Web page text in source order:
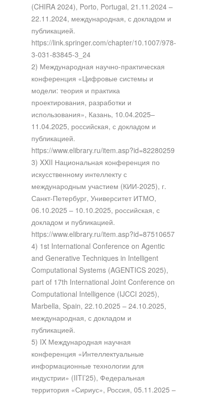
(CHIRA 2024), Porto, Portugal, 21.11.2024 –
22.11.2024, международная, с докладом и
публикацией.
https://link.springer.com/chapter/10.1007/978-
3-031-83845-3_24
2) Международная научно-практическая
конференция «Цифровые системы и
модели: теория и практика
проектирования, разработки и
использования», Казань, 10.04.2025–
11.04.2025, российская, с докладом и
публикацией.
https://www.elibrary.ru/item.asp?id=82280259
3) XXII Национальная конференция по
искусственному интеллекту с
международным участием (КИИ-2025), г.
Санкт-Петербург, Университет ИТМО,
06.10.2025 – 10.10.2025, российская, с
докладом и публикацией.
https://www.elibrary.ru/item.asp?id=87510657
4) 1st International Conference on Agentic
and Generative Techniques in Intelligent
Computational Systems (AGENTICS 2025),
part of 17th International Joint Conference on
Computational Intelligence (IJCCI 2025),
Marbella, Spain, 22.10.2025 – 24.10.2025,
международная, с докладом и
публикацией.
5) IX Международная научная
конференция «Интеллектуальные
информационные технологии для
индустрии» (IITI’25), Федеральная
территория «Сириус», Россия, 05.11.2025 –